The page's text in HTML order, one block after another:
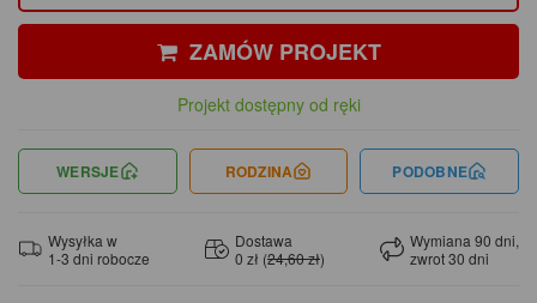
ZAMÓW PROJEKT
Projekt dostępny od ręki
WERSJE RODZINA PODOBNE
Wysyłka w
1-3 dni robocze
Dostawa
0 zł (24,60 zł)
Wymiana 90 dni,
zwrot 30 dni